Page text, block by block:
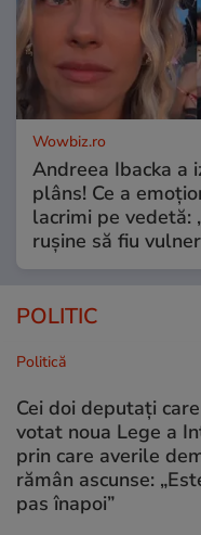
Wowbiz.ro
Andreea Ibacka a
plâns! Ce a
lacrimi pe vedetă:
rușine să fiu
POLITIC
Politică
Cei doi deputați
votat noua Lege a
prin care averile
rămân ascunse:
pas înapoi”